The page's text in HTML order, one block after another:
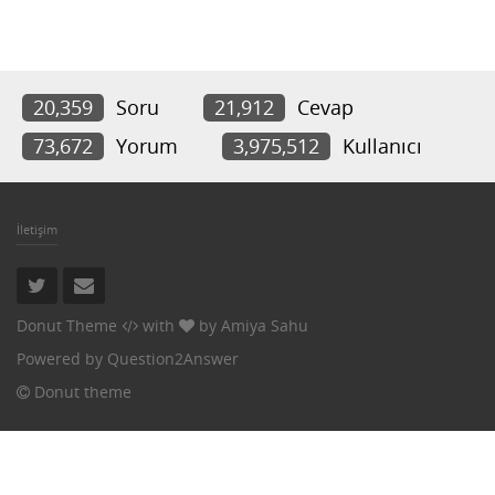
20,359 Soru 21,912
Cevap
73,672
Yorum 3,975,512 Kullanıcı
İletişim
Donut Theme with by Amiya Sahu
Powered by Question2Answer
Donut theme